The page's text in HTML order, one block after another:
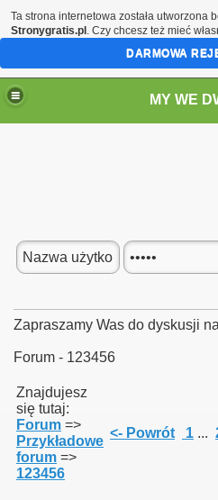
MY WE
Zapraszamy Was do dyskusji
Forum - 123456
Znajdujesz
się tutaj:
Forum =>
Przykładowe
forum =>
123456
<- Powrót 1 ...
Ta strona internetowa została utworzona
Stronygratis.pl . Czy chcesz też mieć
DARMOWA